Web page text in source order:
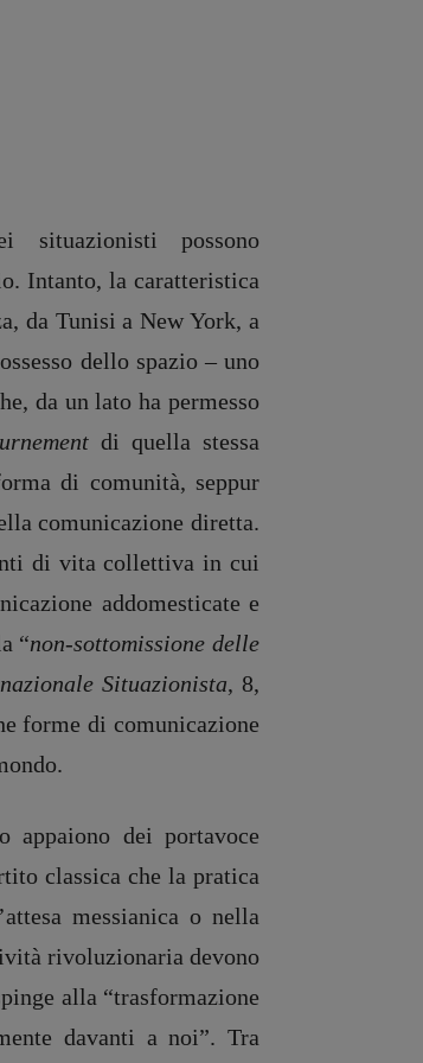
situazionisti possono
Intanto, la caratteristica
da Tunisi a New York, a
dello spazio – uno
da un lato ha permesso
di quella stessa
di comunità, seppur
comunicazione diretta.
di vita collettiva in cui
addomesticate e
“non-sottomissione delle
Situazionista, 8,
forme di comunicazione
dei portavoce
classica che la pratica
messianica o nella
rivoluzionaria devono
alla “trasformazione
davanti a noi”. Tra